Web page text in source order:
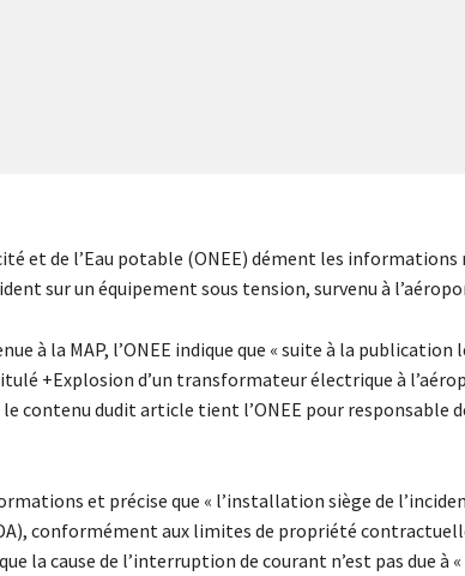
et de l’Eau potable (ONEE) dément les
sur un équipement sous tension, survenu à
à la MAP, l’ONEE indique que « suite à la
+Explosion d’un transformateur électrique à
le contenu dudit article tient l’ONEE pour responsable
et précise que « l’installation siège de
conformément aux limites de propriété
la cause de l’interruption de courant n’est pas due